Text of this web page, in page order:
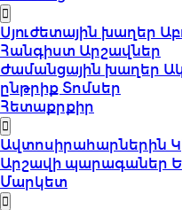
Սյուժետային խաղեր
Հանգիստ Արշավներ
Ժամանցային խաղեր
ընթրիք Տոմսեր
Հետաքրքիր
Ավտոսիրահարներին
Արշավի պարագաներ
Մարկետ